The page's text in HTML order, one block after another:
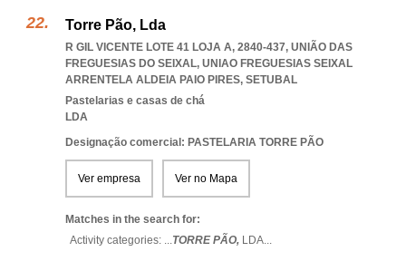
Torre Pão, Lda
R GIL VICENTE LOTE 41 LOJA A, 2840-437, UNIÃO DAS
FREGUESIAS DO SEIXAL, UNIAO FREGUESIAS SEIXAL
ARRENTELA ALDEIA PAIO PIRES, SETUBAL
Pastelarias e casas de chá
LDA
Designação comercial: PASTELARIA TORRE PÃO
Ver empresa Ver no Mapa
Matches in the search for:
Activity categories: ...TORRE PÃO, LDA...